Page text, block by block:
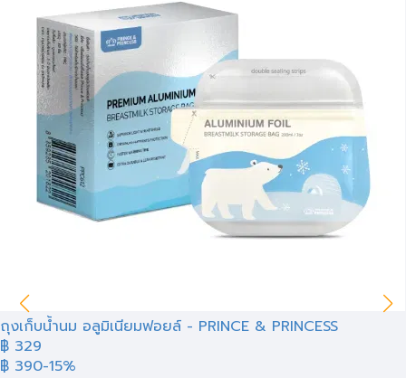
ถุงเก็บน้ำนม อลูมิเนียมฟอยล์​ - PRINCE & PRINCESS
฿ 329
฿ 390-15%